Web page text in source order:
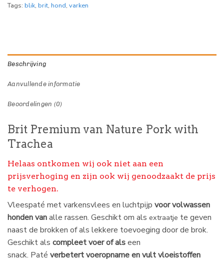
Tags: blik, brit, hond, varken
Beschrijving
Aanvullende informatie
Beoordelingen (0)
Brit Premium van Nature Pork with
Trachea
Helaas ontkomen wij ook niet aan een
prijsverhoging en zijn ook wij genoodzaakt de prijs
te verhogen.
Vleespaté met varkensvlees en luchtpijp voor volwassen
honden vanalle rassen. Geschikt om als extraatje te geven
naast de brokken of als lekkere toevoeging door de brok.
Geschikt als compleet voer of alseen
snack. Paté verbetert voeropname en vult vloeistoffen